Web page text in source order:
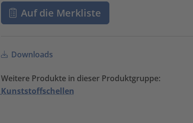
Auf die Merkliste
Downloads
Weitere Produkte in dieser Produktgruppe:
Kunststoffschellen